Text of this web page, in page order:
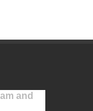
and